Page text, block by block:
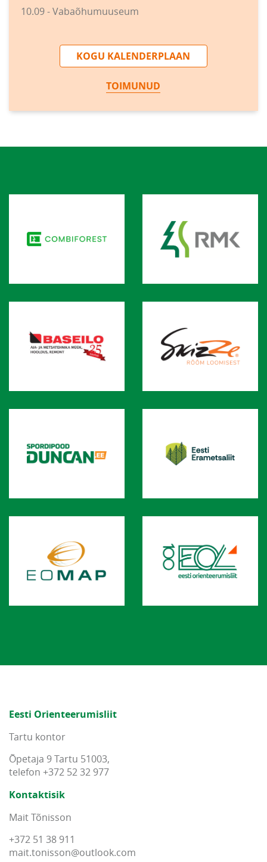
10.09 - Vabaõhumuuseum
KOGU KALENDERPLAAN
TOIMUNUD
Eesti Orienteerumisliit
Tartu kontor
Õpetaja 9 Tartu 51003,
telefon +372 52 32 977
Kontaktisik
Mait Tõnisson
+372 51 38 911
mait.tonisson@outlook.com